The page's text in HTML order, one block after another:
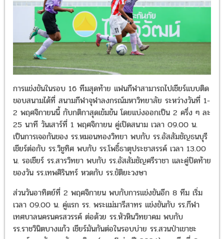
การแข่งขันในรอบ 16 ทีมสุดท้าย แฟนกีฬาสามารถไปเชียร์แบบติดขอบ
พฤศจิกายนนี้ กับกติกาสุดเข้มข้น โดยแบ่งออกเป็น 2 ครึ่ง ๆ ละ 25
วันเสาร์ที่ 1 พฤศจิกายน คู่เปิดสนาม เวลา 09.00 น. เป็นการเจอกันข
รร.หมอนทองวิทยา พบกับ รร.อัสสัมชัญธนบุรี เชียร์ต่อกับ รร.วิชูทิศ
กับ รร.โพธิ์ธาตุประชาสรรค์ เวลา 13.00 น. รอเชียร์ รร.สารวิทยา พบ
รร.อัสสัมชัญศรีราชา และคู่ปิดท้ายของวัน รร.เทพศิรินทร์ หวดกับ รร.ขั
วงษา
ส่วนวันอาทิตย์ที่ 2 พฤศจิกายน พบกับการแข่งขันอีก 8 ทีม เริ่มเวลา
09.00 น. คู่แรก รร. พระแม่มารีสาทร แข่งขันกับ รร.กีฬาเทศบาลนคร
นครสวรรค์ ต่อด้วย รร.หัวหินวิทยาคม พบกับ รร.ราชวินิตบางแก้ว เชีย
กันต่อในรอบบ่าย รร.สวนป่าเขาชะอางค์ พบกับ รร.ภัทรบพิตร (แชมป์เ
ปี 2024) และทีมที่ 8 ใครจะได้ไปต่อระหว่าง รร.องค์การบริหารส่วน
จังหวัดชัยนาท หรือ รร.อัสสัมชัญ กองเชียร์ห้ามพลาด